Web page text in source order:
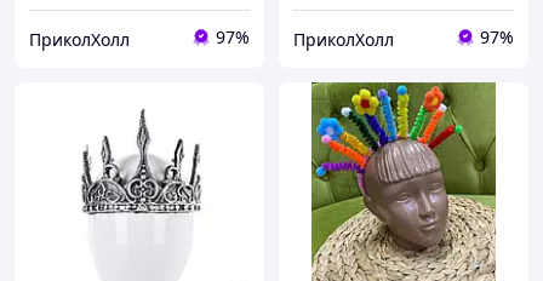
ПриколХолл 97% ПриколХолл 97%